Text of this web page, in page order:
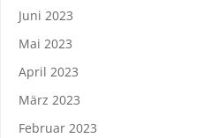
Juni 2023
Mai 2023
April 2023
März 2023
Februar 2023